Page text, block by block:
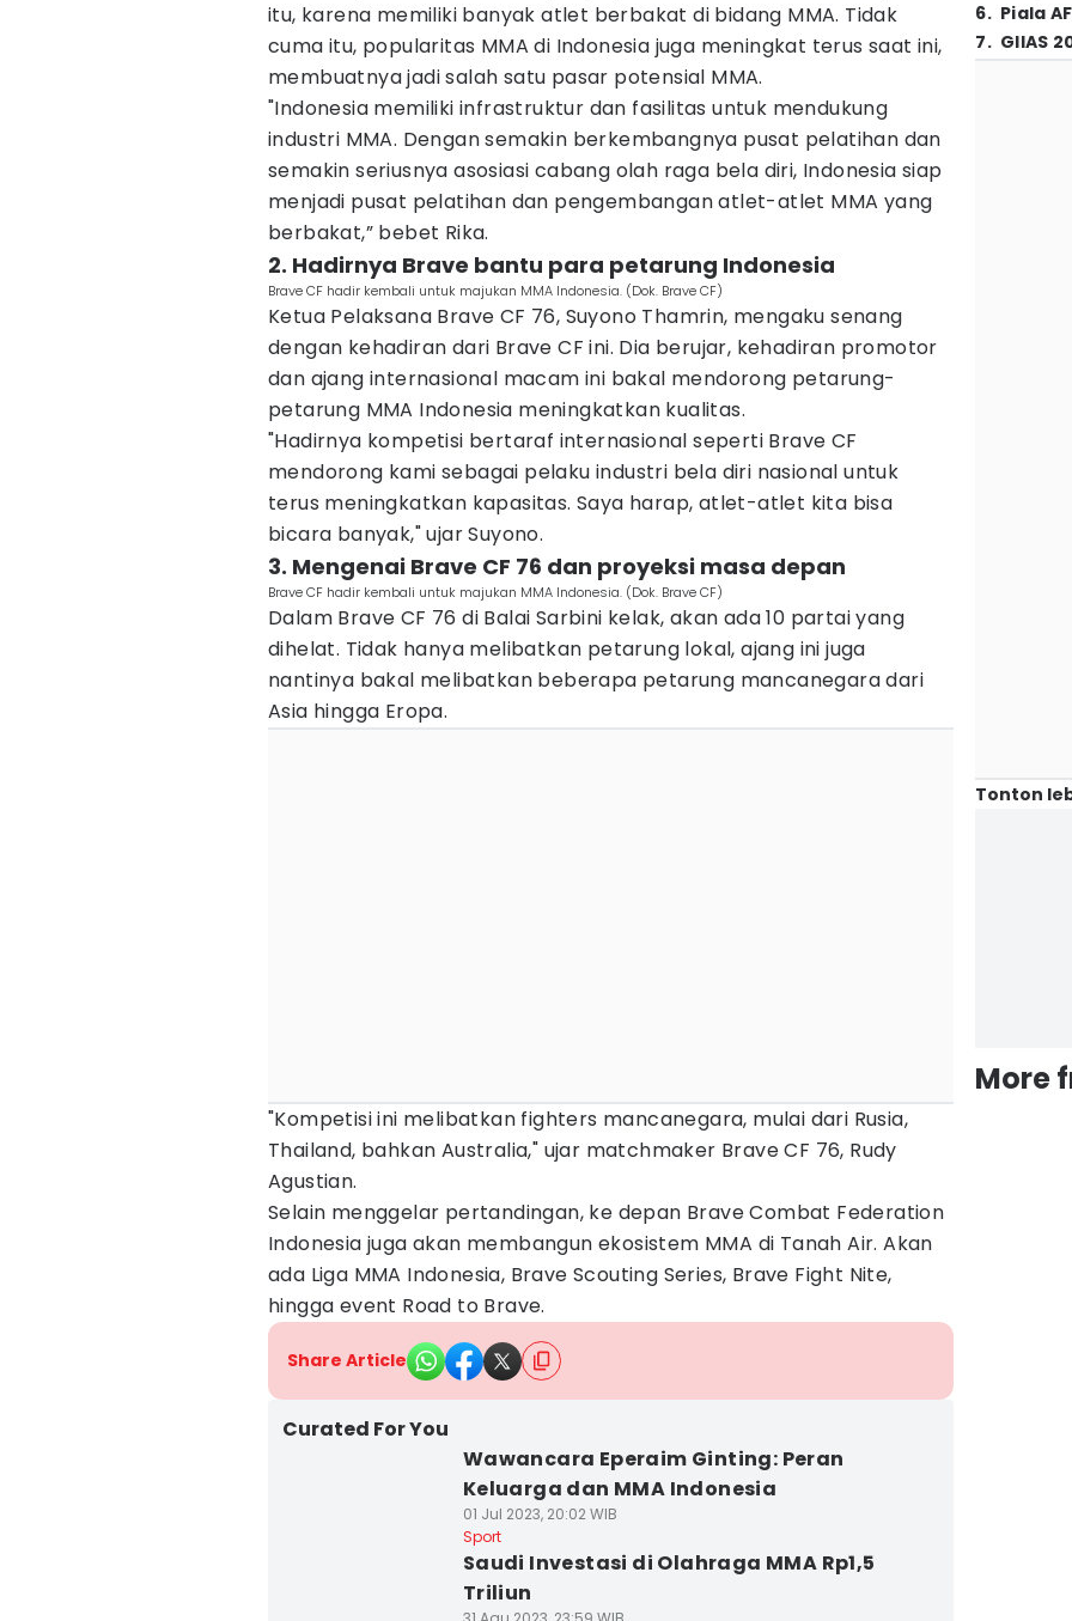
itu, karena memiliki banyak atlet berbakat di bidang MMA. Tidak
cuma itu, popularitas MMA di Indonesia juga meningkat terus saat ini,
membuatnya jadi salah satu pasar potensial MMA.
"Indonesia memiliki infrastruktur dan fasilitas untuk mendukung
industri MMA. Dengan semakin berkembangnya pusat pelatihan dan
semakin seriusnya asosiasi cabang olah raga bela diri, Indonesia siap
menjadi pusat pelatihan dan pengembangan atlet-atlet MMA yang
berbakat,” bebet Rika.
2. Hadirnya Brave bantu para petarung Indonesia
Brave CF hadir kembali untuk majukan MMA Indonesia. (Dok. Brave CF)
Ketua Pelaksana Brave CF 76, Suyono Thamrin, mengaku senang
dengan kehadiran dari Brave CF ini. Dia berujar, kehadiran promotor
dan ajang internasional macam ini bakal mendorong petarung-
petarung MMA Indonesia meningkatkan kualitas.
"Hadirnya kompetisi bertaraf internasional seperti Brave CF
mendorong kami sebagai pelaku industri bela diri nasional untuk
terus meningkatkan kapasitas. Saya harap, atlet-atlet kita bisa
bicara banyak," ujar Suyono.
3. Mengenai Brave CF 76 dan proyeksi masa depan
Brave CF hadir kembali untuk majukan MMA Indonesia. (Dok. Brave CF)
Dalam Brave CF 76 di Balai Sarbini kelak, akan ada 10 partai yang
dihelat. Tidak hanya melibatkan petarung lokal, ajang ini juga
nantinya bakal melibatkan beberapa petarung mancanegara dari
Asia hingga Eropa.
"Kompetisi ini melibatkan fighters mancanegara, mulai dari Rusia,
Thailand, bahkan Australia," ujar matchmaker Brave CF 76, Rudy
Agustian.
Selain menggelar pertandingan, ke depan Brave Combat Federation
Indonesia juga akan membangun ekosistem MMA di Tanah Air. Akan
ada Liga MMA Indonesia, Brave Scouting Series, Brave Fight Nite,
hingga event Road to Brave.
Share Article
Curated For You
Wawancara Eperaim Ginting: Peran
Keluarga dan MMA Indonesia
01 Jul 2023, 20:02 WIB
Sport
Saudi Investasi di Olahraga MMA Rp1,5
Triliun
6. Piala
7. GIIAS
Tonton
More